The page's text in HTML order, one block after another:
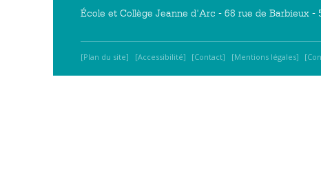
École et Collège Jeanne d'Arc - 68 rue de Barbieux -
Plan du site Accessibilité Contact Mentions légales